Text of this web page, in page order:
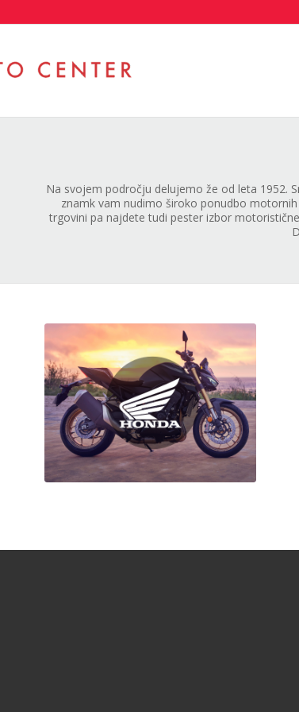
Na svojem področju delujemo že od leta 1952.
znamk vam nudimo široko ponudbo
trgovini pa najdete tudi pester izbor